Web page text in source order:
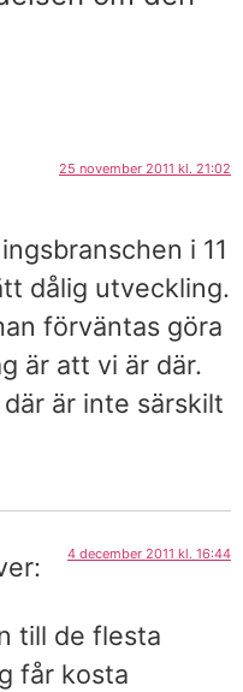
25 november 2011 kl. 21:02
i 11
dålig utveckling.
förväntas göra
är att vi är där.
är inte särskilt
4 december 2011 kl. 16:44
till de flesta
får kosta